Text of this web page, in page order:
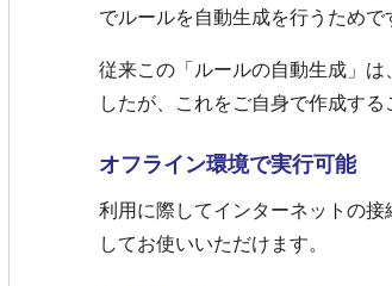
でルールを自動生成を行うためで
従来この「ルールの自動生成」
したが、これをご自身で作成する
オフライン環境で実行可能
利用に際してインターネットの
してお使いいただけます。